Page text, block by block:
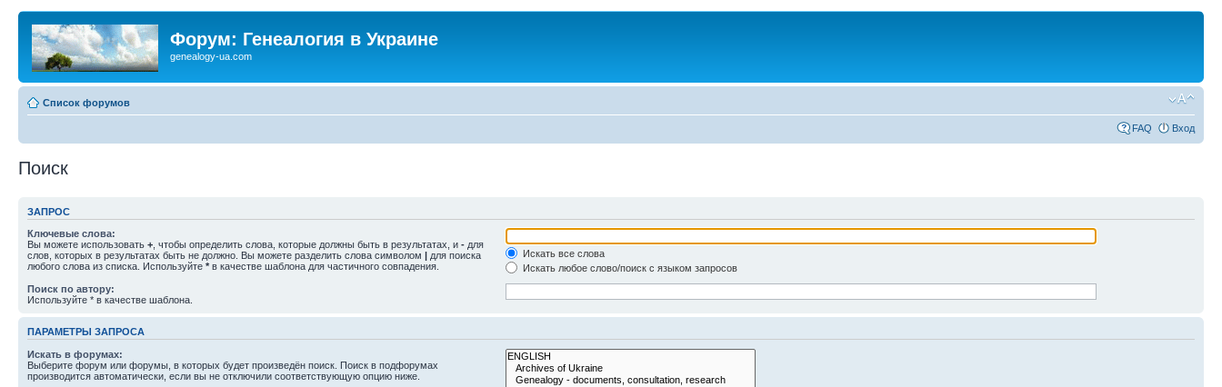
Форум: Генеалогия в Украине
genealogy-ua.com
Список форумов
FAQ Вход
Поиск
ЗАПРОС
Ключевые слова:
Вы можете использовать + , чтобы определить слова, которые должны быть в результатах, и - для
слов, которых в результатах быть не должно. Вы можете разделить слова символом | для поиска
любого слова из списка. Используйте * в качестве шаблона для частичного совпадения.
Искать все слова
Искать любое слово/поиск с языком запросов
Поиск по автору:
Используйте * в качестве шаблона.
ПАРАМЕТРЫ ЗАПРОСА
Искать в форумах:
Выберите форум или форумы, в которых будет произведён поиск. Поиск в подфорумах
производится автоматически, если вы не отключили соответствующую опцию ниже.